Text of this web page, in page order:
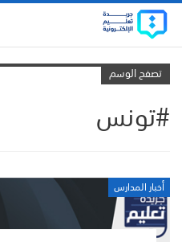
تصفح الوسم
#تونس
أخبار المدارس